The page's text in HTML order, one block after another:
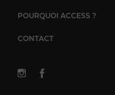
POURQUOI ACCESS ?
CONTACT